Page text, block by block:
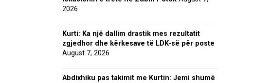
2026
Kurti: Ka një dallim drastik mes rezultatit
zgjedhor dhe kërkesave të LDK-së për poste
August 7, 2026
Abdixhiku pas takimit me Kurtin: Jemi shumë